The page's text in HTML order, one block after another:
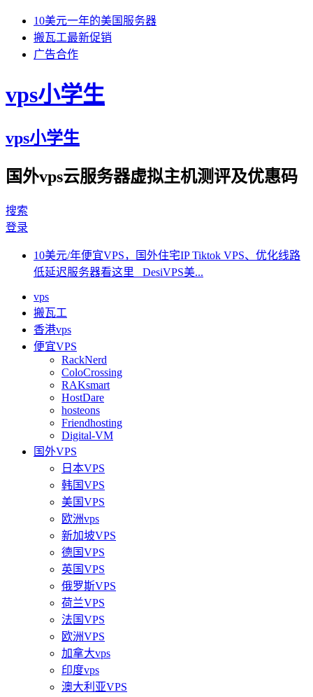
10美元一年的美国服务器
搬瓦工最新促销
广告合作
vps小学生
vps小学生
国外vps云服务器虚拟主机测评及优惠码
搜索
登录
10美元/年便宜VPS，国外住宅IP Tiktok VPS、优化线路
低延迟服务器看这里 DesiVPS美...
vps
搬瓦工
香港vps
便宜VPS
RackNerd
ColoCrossing
RAKsmart
HostDare
hosteons
Friendhosting
Digital-VM
国外VPS
日本VPS
韩国VPS
美国VPS
欧洲vps
新加坡VPS
德国VPS
英国VPS
俄罗斯VPS
荷兰VPS
法国VPS
欧洲VPS
加拿大vps
印度vps
澳大利亚VPS